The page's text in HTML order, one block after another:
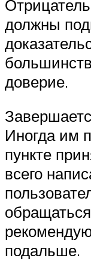
должны
доверие.
Иногда им
пункте
всего
подальше.